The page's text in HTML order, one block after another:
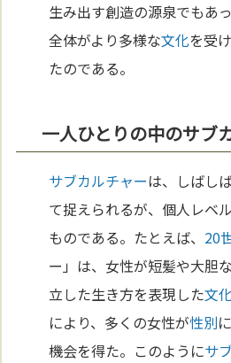
生み出す創造の源泉でもあ
全体がより多様な文化を受
たのである。
一人ひとりの中のサブ
サブカルチャーは、しばし
て捉えられるが、個人レベ
ものである。たとえば、 20
ー」は、女性が短髪や大胆
立した生き方を表現した文化
により、多くの女性が性別
機会を得た。このようにサ